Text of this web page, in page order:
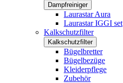
Dampfreiniger
Laurastar Aura
Laurastar IGGI set
Kalkschutzfilter
Kalkschutzfilter
Bügelbretter
Bügelbezüge
Kleiderpflege
Zubehör